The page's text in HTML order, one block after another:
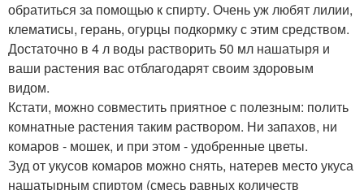
обратиться за помощью к спирту. Очень уж любят лилии,
клематисы, герань, огурцы подкормку с этим средством.
Достаточно в 4 л воды растворить 50 мл нашатыря и
ваши растения вас отблагодарят своим здоровым
видом.
Кстати, можно совместить приятное с полезным: полить
комнатные растения таким раствором. Ни запахов, ни
комаров - мошек, и при этом - удобренные цветы.
Зуд от укусов комаров можно снять, натерев место укуса
нашатырным спиртом (смесь равных количеств